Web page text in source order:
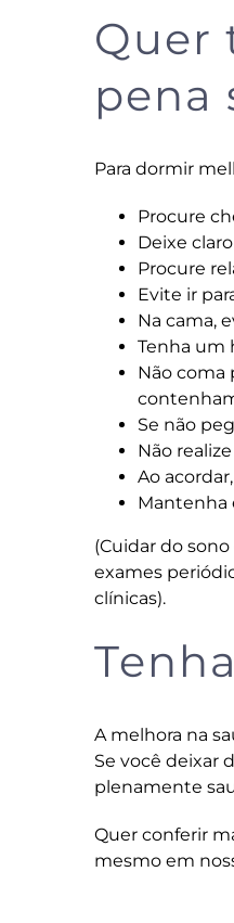
Quer
pena
Para dormir
Procure
Deixe
Procure
Evite ir
Na cama,
Tenha um
Não coma
Se não
Não
Ao
Mantenha
(Cuidar do
exames
clínicas).
A melhora na
Se você deixar
plenamente
Quer conferir
mesmo em